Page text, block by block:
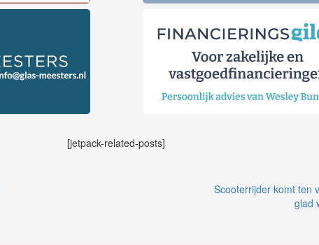
[jetpack-related-posts]
Scooterrijder komt ten
glad